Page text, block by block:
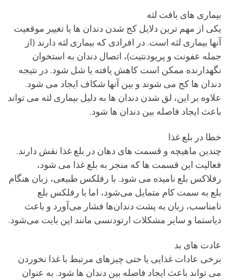
بیماری های بافت لثه
یکی از مهم ترین دلایل کج شدن دندان ها یا تغییر موقعیت
آنها بیماری لثه است. در افرادی که بیماری لثه دارند (از
جمله عفونت و پریودنتیت)، اتصال دندان به استخوان
نگهدارنده ممکن است کاهش یافته یا شل شود. در نتیجه
دندان ها کج می شوند و بین آنها شکاف ایجاد می شود.
علاوه بر این، لق شدن دندان ها به دلیل بیماری لثه می تواند
باعث ایجاد فاصله بین دندان ها شود.
خطا در بلع غذا
چندین ماهیچه و قسمت های دهان در بلع غذا نقش دارند.
فعالیت این قسمت ها که منجر به بلع غذا می شود،
رفلاکس بلع نامیده می شود. با رفلکس طبیعی، زبان هنگام
بلع به سمت کام متمایل می‌شود، اما با رفلکس بلع
نامناسب، زبان به پشت دندان‌ها فشار می‌آورد و باعث
دیاستما و سایر مشکلات ارتودنسی مانند اپن بایت می‌شود.
عادت های بد
برخی عادات غذایی یا حتی چیزهای مرتبط با غذا نخوردن
می تواند باعث ایجاد فاصله بین دندان ها شود. به عنوان